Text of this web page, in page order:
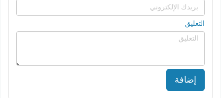
التعليق
إضافة